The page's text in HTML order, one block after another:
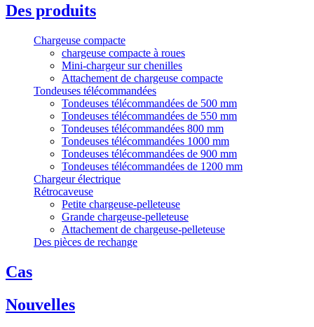
Des produits
Chargeuse compacte
chargeuse compacte à roues
Mini-chargeur sur chenilles
Attachement de chargeuse compacte
Tondeuses télécommandées
Tondeuses télécommandées de 500 mm
Tondeuses télécommandées de 550 mm
Tondeuses télécommandées 800 mm
Tondeuses télécommandées 1000 mm
Tondeuses télécommandées de 900 mm
Tondeuses télécommandées de 1200 mm
Chargeur électrique
Rétrocaveuse
Petite chargeuse-pelleteuse
Grande chargeuse-pelleteuse
Attachement de chargeuse-pelleteuse
Des pièces de rechange
Cas
Nouvelles